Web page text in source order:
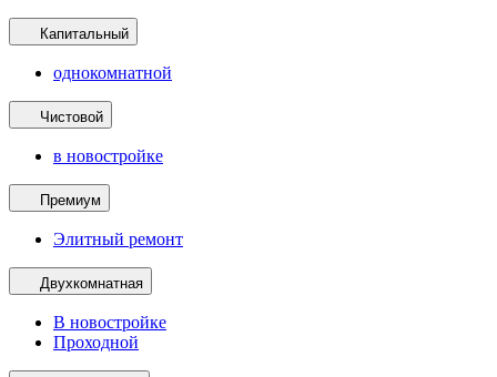
Капитальный
однокомнатной
Чистовой
в новостройке
Премиум
Элитный ремонт
Двухкомнатная
В новостройке
Проходной